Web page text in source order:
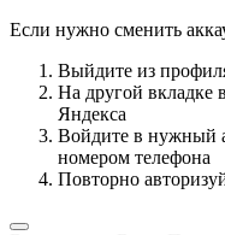
Если нужно сменить
Выйдите из
На другой вкладке
Яндекса
Войдите в нужный
номером телефона
Повторно